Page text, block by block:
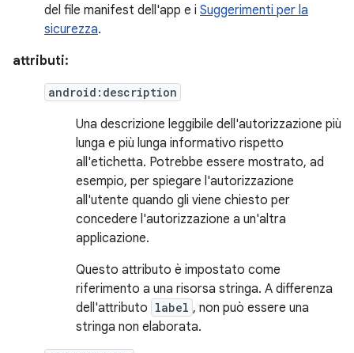
del file manifest dell'app e i Suggerimenti per la
sicurezza.
attributi:
android:description
Una descrizione leggibile dell'autorizzazione più
lunga e più lunga informativo rispetto
all'etichetta. Potrebbe essere mostrato, ad
esempio, per spiegare l'autorizzazione
all'utente quando gli viene chiesto per
concedere l'autorizzazione a un'altra
applicazione.
Questo attributo è impostato come
riferimento a una risorsa stringa. A differenza
dell'attributo label , non può essere una
stringa non elaborata.